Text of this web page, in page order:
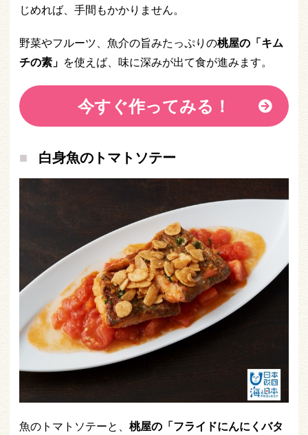
じめれば、手間もかかりません。
野菜やフルーツ、魚介の旨みたっぷりの桃屋の「キム
チの素」 を使えば、味に深みが出て食が進みます。
今すぐ作ってみる！
白身魚のトマトソテー
魚のトマトソテーと、 桃屋の「フライドにんにくバタ